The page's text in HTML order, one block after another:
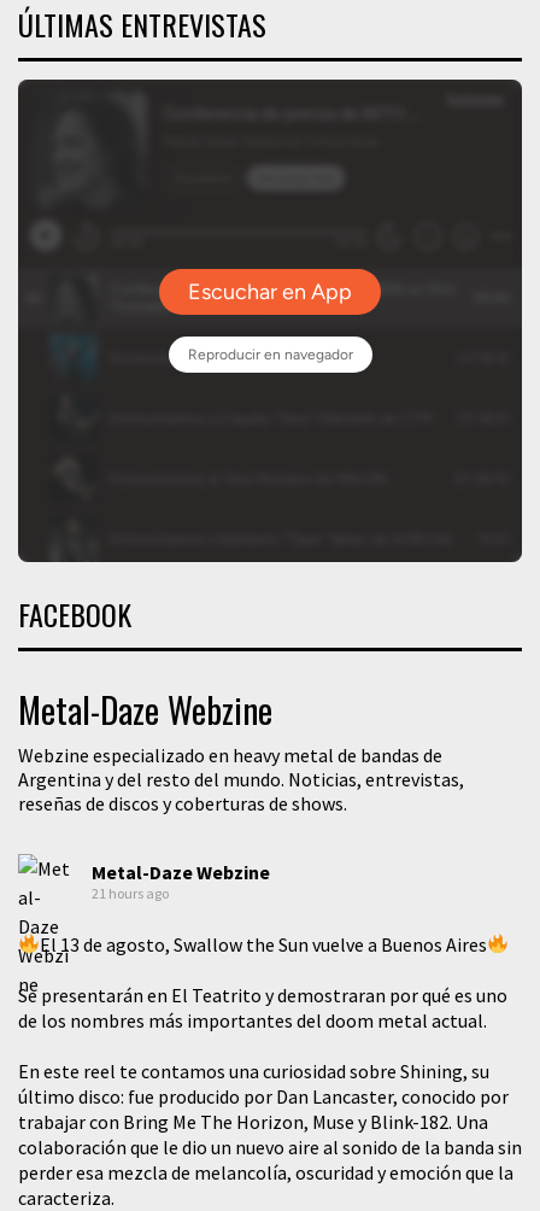
ÚLTIMAS ENTREVISTAS
FACEBOOK
Metal-Daze Webzine
Webzine especializado en heavy metal de bandas de
Argentina y del resto del mundo. Noticias, entrevistas,
reseñas de discos y coberturas de shows.
Metal-Daze Webzine
21 hours ago
El 13 de agosto, Swallow the Sun vuelve a Buenos Aires
Se presentarán en El Teatrito y demostraran por qué es uno
de los nombres más importantes del doom metal actual.
En este reel te contamos una curiosidad sobre Shining, su
último disco: fue producido por Dan Lancaster, conocido por
trabajar con Bring Me The Horizon, Muse y Blink-182. Una
colaboración que le dio un nuevo aire al sonido de la banda sin
perder esa mezcla de melancolía, oscuridad y emoción que la
caracteriza.